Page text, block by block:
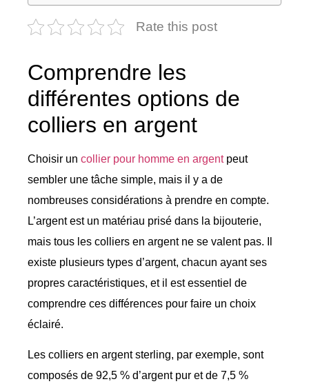
Rate this post
Comprendre les
différentes options de
colliers en argent
Choisir un collier pour homme en argentpeut
sembler une tâche simple, mais il y a de
nombreuses considérations à prendre en compte.
L’argent est un matériau prisé dans la bijouterie,
mais tous les colliers en argent ne se valent pas. Il
existe plusieurs types d’argent, chacun ayant ses
propres caractéristiques, et il est essentiel de
comprendre ces différences pour faire un choix
éclairé.
Les colliers en argent sterling, par exemple, sont
composés de 92,5 % d’argent pur et de 7,5 %